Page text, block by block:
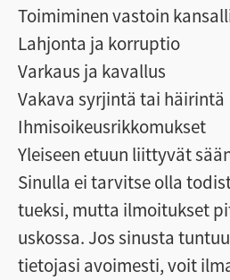
Toimiminen vastoin
Lahjonta ja korruptio
Varkaus ja kavallus
Vakava syrjintä tai häirintä
Ihmisoikeusrikkomukset
Yleiseen etuun liittyvät
Sinulla ei tarvitse olla
tueksi, mutta ilmoitukset
uskossa. Jos sinusta
tietojasi avoimesti, voit